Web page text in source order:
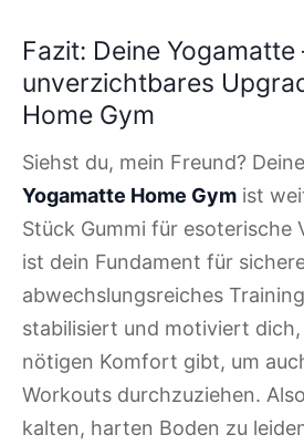
Fazit: Deine Yogamatte
unverzichtbares
Home Gym
Siehst du, mein Freund?
Yogamatte Home Gym ist
Stück Gummi für esoterische
ist dein Fundament für
abwechslungsreiches
stabilisiert und motiviert dich,
nötigen Komfort gibt, um
Workouts durchzuziehen.
kalten, harten Boden zu